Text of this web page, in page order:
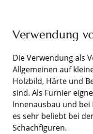
Verwendung
Die Verwendung als
Allgemeinen auf
Holzbild, Härte und
sind. Als Furnier
Innenausbau und
es sehr beliebt bei
Schachfiguren.